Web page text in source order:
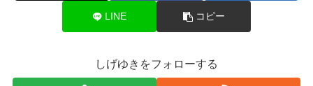
LINE コピー
しげゆきをフォローする